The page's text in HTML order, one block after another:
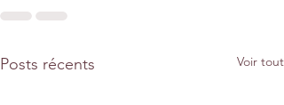
Posts récents Voir tout